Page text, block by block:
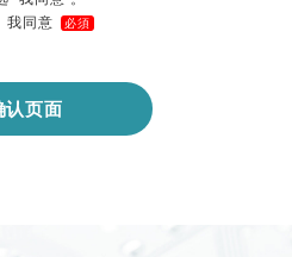
我同意
必須